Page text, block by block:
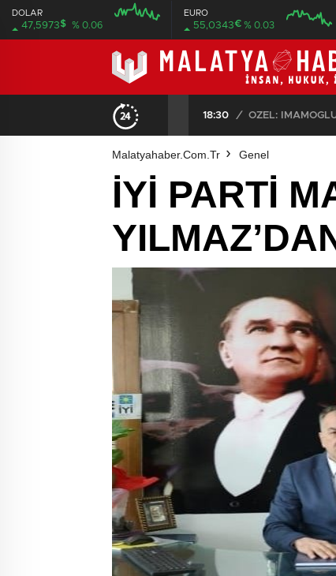
DOLAR
47,5973$ % 0.06
12:00
EURO
55,0343€ % 0.03
12:00
18:30 /
Malatyahaber.com.tr Genel
İYİ PARTİ